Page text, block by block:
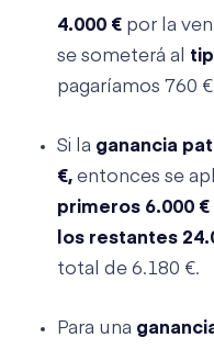
4.000 € por la
se someterá al
pagaríamos 760
Si la ganancia
€, entonces se
primeros 6.000 €
los restantes
total de 6.180 €.
Para una